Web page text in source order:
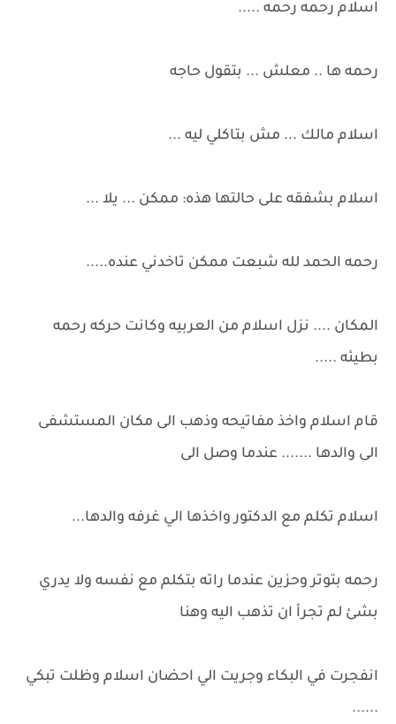
اسلام رحمه رحمه .....
رحمه ها .. معلش ... بتقول حاجه
اسلام مالك ... مش بتاكلي ليه ...
اسلام بشفقه على حالتها هذه: ممكن ... يلا ...
رحمه الحمد لله شبعت ممكن تاخدني عنده.....
المكان .... نزل اسلام من العربيه وكانت حركه رحمه
بطيئه .....
قام اسلام واخذ مفاتيحه وذهب الى مكان المستشفى
الى والدها ....... عندما وصل الى
اسلام تكلم مع الدكتور واخذها الي غرفه والدها...
رحمه بتوتر وحزين عندما راته بتكلم مع نفسه ولا يدري
بشئ لم تجرأ ان تذهب اليه وهنا
انفجرت في البكاء وجريت الي احضان اسلام وظلت تبكي
......